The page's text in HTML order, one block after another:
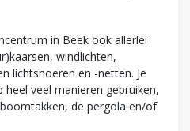
in Beek ook allerlei
windlichten,
lichtsnoeren en -netten. Je
veel manieren gebruiken,
de pergola en/of